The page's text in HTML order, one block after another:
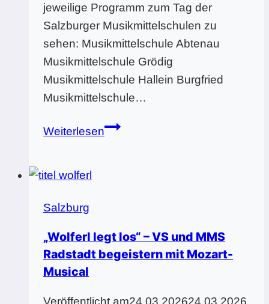
jeweilige Programm zum Tag der
Salzburger Musikmittelschulen zu
sehen: Musikmittelschule Abtenau
Musikmittelschule Grödig
Musikmittelschule Hallein Burgfried
Musikmittelschule…
WeiterlesenTag
Salzburg
„Wolferl legt los“ – VS und MMS
Radstadt begeistern mit Mozart-
Musical
Veröffentlicht am24.03.202624.03.2026